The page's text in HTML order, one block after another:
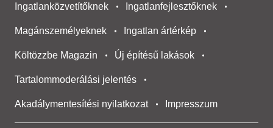
Ingatlanközvetítőknek Ingatlanfejlesztőknek
Magánszemélyeknek Ingatlan ártérkép
Költözzbe Magazin Új építésű lakások
Tartalommoderálási jelentés
Akadálymentesítési nyilatkozat Impresszum